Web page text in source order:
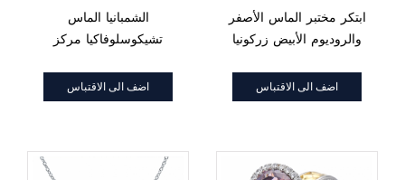
الشمبانيا الماس
تشيكوسلوفاكيا مركز
مجموعة مجوهرات
اضف الى الاقتباس
ابتكر مختبر الماس الأصفر
والروديوم الأبيض زركونيا
اضف الى الاقتباس